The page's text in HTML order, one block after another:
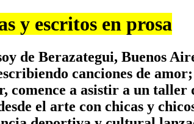
y escritos en prosa
de Berazategui, Buenos
canciones de
comence a asistir a un
el arte con chicas y